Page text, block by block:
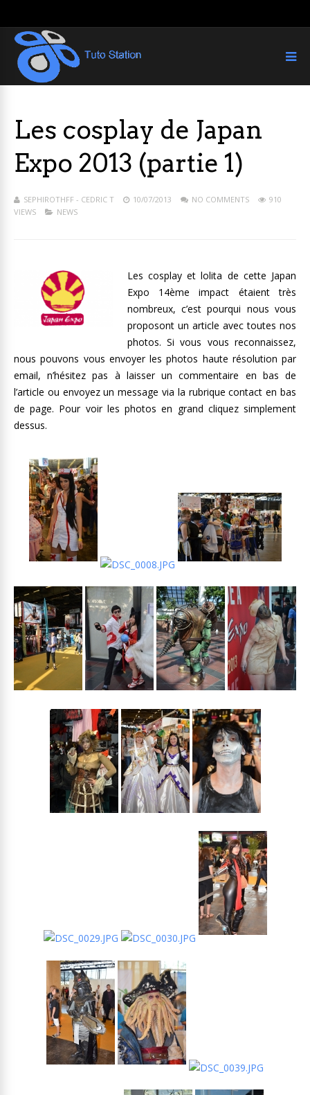
Les cosplay de Japan
Expo 2013 (partie 1)
SEPHIROTHFF - CEDRIC T 10/07/2013 NO COMMENTS
910
VIEWS
NEWS
Les cosplay et lolita de cette Japan
Expo 14ème impact étaient très
nombreux, c’est pourqui nous vous
proposont un article avec toutes nos
photos. Si vous vous reconnaissez,
nous pouvons vous envoyer les photos haute résolution par
email, n’hésitez pas à laisser un commentaire en bas de
l’article ou envoyez un message via la rubrique contact en bas
de page. Pour voir les photos en grand cliquez simplement
dessus.